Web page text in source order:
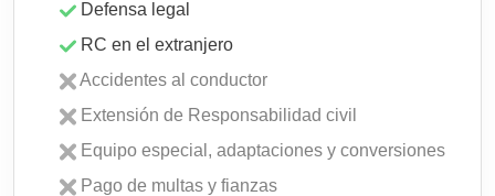
Defensa legal
RC en el extranjero
Accidentes al conductor
Extensión de Responsabilidad civil
Equipo especial, adaptaciones y conversiones
Pago de multas y fianzas